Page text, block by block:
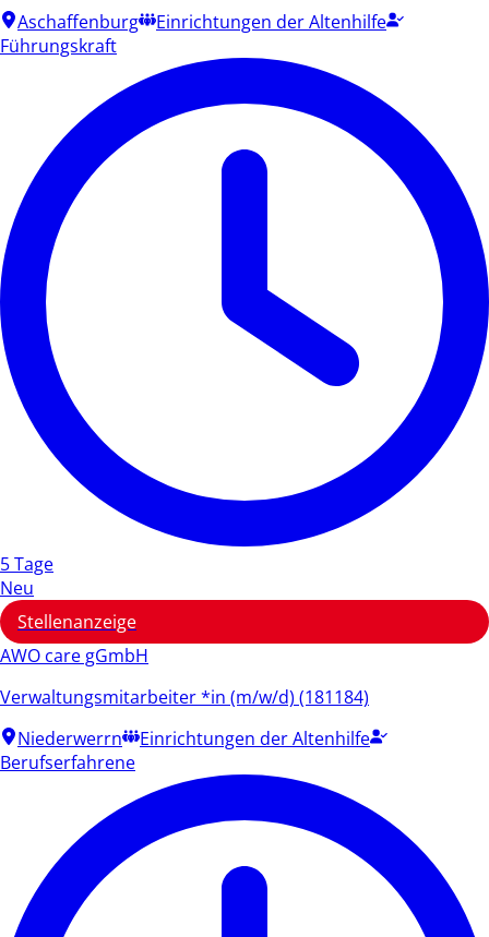
Aschaffenburg
Einrichtungen der Altenhilfe
Führungskraft
5 Tage
Neu
Stellenanzeige
AWO care gGmbH
Verwaltungsmitarbeiter *in (m/w/d) (181184)
Niederwerrn
Einrichtungen der Altenhilfe
Berufserfahrene